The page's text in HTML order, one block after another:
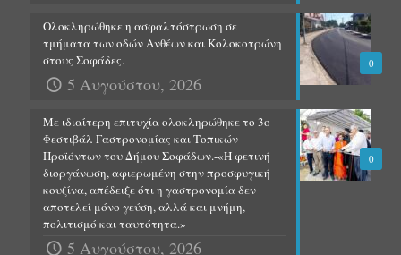
0
Ολοκληρώθηκε η ασφαλτόστρωση σε
τμήματα των οδών Ανθέων και Κολοκοτρώνη
στους Σοφάδες.
5 Αυγούστου, 2026
0
Με ιδιαίτερη επιτυχία ολοκληρώθηκε το 3ο
Φεστιβάλ Γαστρονομίας και Τοπικών
Προϊόντων του Δήμου Σοφάδων.-«Η φετινή
διοργάνωση, αφιερωμένη στην προσφυγική
κουζίνα, απέδειξε ότι η γαστρονομία δεν
αποτελεί μόνο γεύση, αλλά και μνήμη,
πολιτισμό και ταυτότητα.»
5 Αυγούστου, 2026